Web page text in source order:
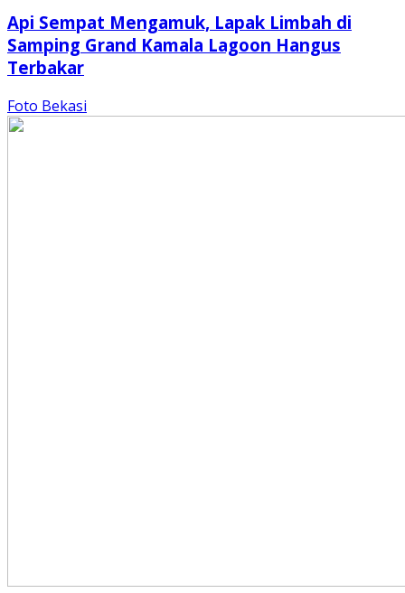
Api Sempat Mengamuk, Lapak Limbah di
Samping Grand Kamala Lagoon Hangus
Terbakar
Foto Bekasi